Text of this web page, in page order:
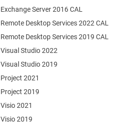
Remote Desktop Services 2022 CAL
Remote Desktop Services 2019 CAL
Exchange Server 2016 CAL
Visual Studio 2022
Visual Studio 2019
Project 2021
Project 2019
Visio 2021
Visio 2019